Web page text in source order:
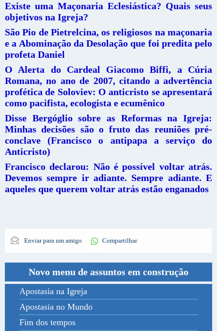
Existe uma Maçonaria Eclesiástica? Quais seus
objetivos na Igreja?
São Pio de Pietrelcina, os religiosos na maçonaria
e a Abominação da Desolação que foi predita pelo
profeta Daniel
O Alerta do Cardeal Giacomo Biffi, a Cúria
Romana, no ano de 2007, citando a advertência
profética de Soloviev: O anticristo se apresentará
como pacifista, ecologista e ecumênico
Disse Bergóglio sobre as Reformas na Igreja:
Minhas decisões são o fruto das reuniões pré-
conclave (Francisco o antipapa a serviço do
Anticristo)
Francisco declarou: Não é possível voltar atrás.
Devemos sempre ir adiante. Sempre adiante. E
aqueles que querem voltar atrás estão enganados
Enviar para um amigo Compartilhar
Novo menu de assuntos em construção
Apostasia na Igreja
Apostasia no Mundo
Fim dos tempos